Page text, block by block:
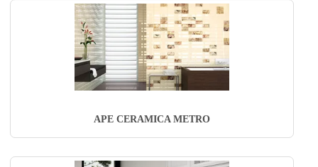
APE CERAMICA METRO